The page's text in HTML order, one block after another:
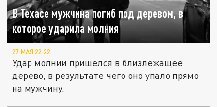
В Техасе мужчина погиб под деревом, в
которое ударила молния
27 МАЯ 22:22
Удар молнии пришелся в близлежащее
дерево, в результате чего оно упало прямо
на мужчину.